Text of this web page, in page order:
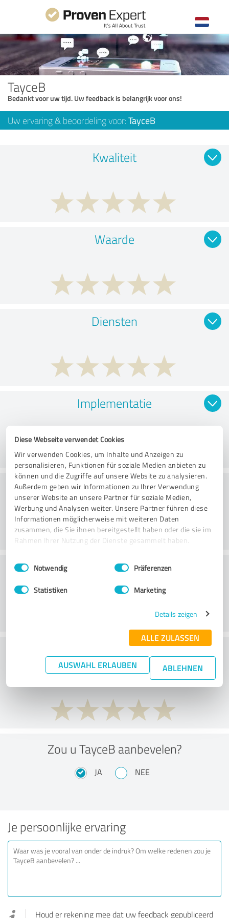
Diese Webseite verwendet Cookies
Wir verwenden Cookies, um Inhalte und Anzeigen zu
personalisieren, Funktionen für soziale Medien anbieten zu
können und die Zugriffe auf unsere Website zu analysieren.
Außerdem geben wir Informationen zu Ihrer Verwendung
unserer Website an unsere Partner für soziale Medien,
Werbung und Analysen weiter. Unsere Partner führen diese
Informationen möglicherweise mit weiteren Daten
zusammen, die Sie ihnen bereitgestellt haben oder die sie im
Rahmen Ihrer Nutzung der Dienste gesammelt haben.
Impressum Datenschutzbestimmungen
Einwilligungsauswahl
Notwendig Präferenzen
Statistiken Marketing
Details zeigen
ALLE ZULASSEN
AUSWAHL ERLAUBEN ABLEHNEN
TayceB
Bedankt voor uw tijd. Uw feedback is belangrijk voor ons!
Uw ervaring & beoordeling voor: TayceB
Kwaliteit
Waarde
Diensten
Implementatie
Consulting
Klantenservice
Wat vind je van de prijs-
prestatieverhouding?
Zou u TayceB aanbevelen?
JA NEE
Je persoonlijke ervaring
Houd er rekening mee dat uw feedback gepubliceerd